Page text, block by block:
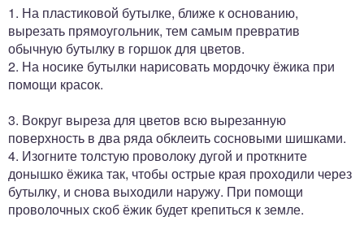
1. На пластиковой бутылке, ближе к основанию,
вырезать прямоугольник, тем самым превратив
обычную бутылку в горшок для цветов.
2. На носике бутылки нарисовать мордочку ёжика при
помощи красок.
3. Вокруг выреза для цветов всю вырезанную
поверхность в два ряда обклеить сосновыми шишками.
4. Изогните толстую проволоку дугой и проткните
донышко ёжика так, чтобы острые края проходили через
бутылку, и снова выходили наружу. При помощи
проволочных скоб ёжик будет крепиться к земле.